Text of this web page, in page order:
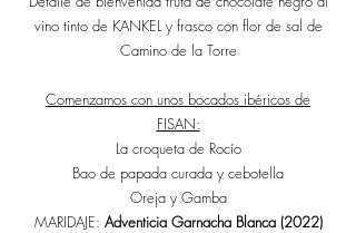
vino tinto de KANKEL y frasco con flor de sal de
Camino de la Torre
Comenzamos con unos bocados ibéricos de
FISAN:
La croqueta de Rocío
Bao de papada curada y cebotella
Oreja y Gamba
MARIDAJE: AdventiciaGarnacha Blanca (2022)